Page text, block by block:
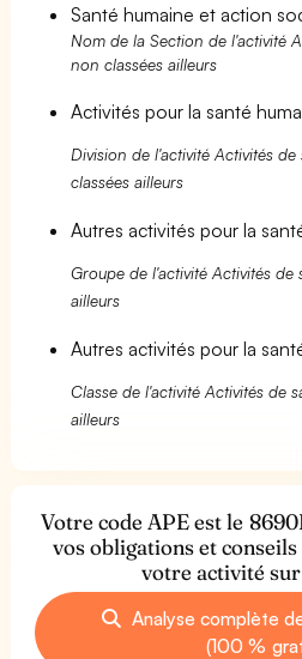
Santé humaine et action
Nom de la Section de l'activité
non classées ailleurs
Activités pour la santé
Division de l'activité Activités
classées ailleurs
Autres activités pour la
Groupe de l'activité Activités de
ailleurs
Autres activités pour la
Classe de l'activité Activités de
ailleurs
Votre code APE est le
vos obligations et
votre activité
Analyse complète
(100 %